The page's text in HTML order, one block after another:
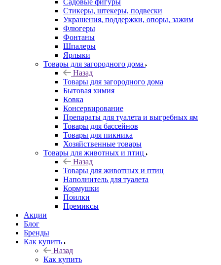
Садовые фигуры
Стикеры, штекеры, подвески
Украшения, поддержки, опоры, зажим
Флюгеры
Фонтаны
Шпалеры
Ярлыки
Товары для загородного дома
Назад
Товары для загородного дома
Бытовая химия
Ковка
Консервирование
Препараты для туалета и выгребных ям
Товары для бассейнов
Товары для пикника
Хозяйственные товары
Товары для животных и птиц
Назад
Товары для животных и птиц
Наполнитель для туалета
Кормушки
Поилки
Премиксы
Акции
Блог
Бренды
Как купить
Назад
Как купить